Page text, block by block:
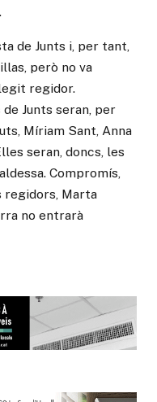
de Junts i, per tant,
però no va
regidor.
Junts seran, per
Míriam Sant, Anna
seran, doncs, les
Compromís,
regidors, Marta
no entrarà